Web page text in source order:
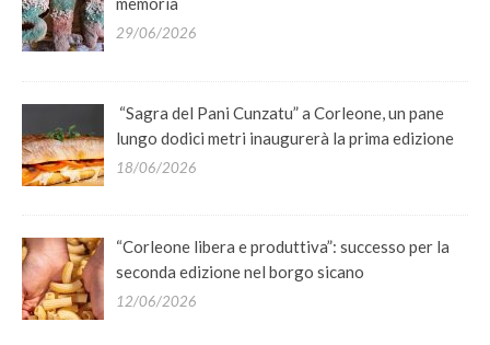
29/06/2026
“Sagra del Pani Cunzatu” a Corleone, un pane
lungo dodici metri inaugurerà la prima edizione
18/06/2026
“Corleone libera e produttiva”: successo per la
seconda edizione nel borgo sicano
12/06/2026